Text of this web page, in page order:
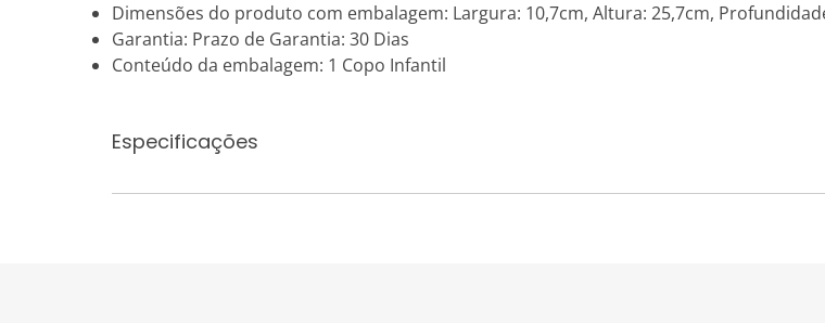
Dimensões do produto com embalagem: Largura: 10,7cm, Altura: 25,7cm,
Garantia: Prazo de Garantia: 30 Dias
Conteúdo da embalagem: 1 Copo Infantil
Especificações